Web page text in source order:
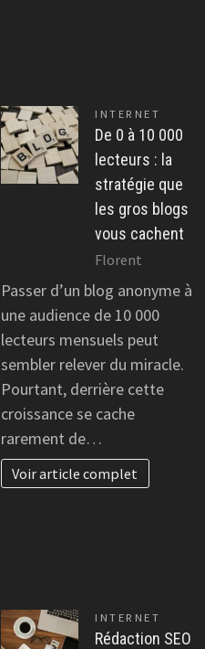
INTERNET
De 0 à 10 000
lecteurs : la
stratégie que
les gros blogs
vous cachent
Florent
Passer d’un blog anonyme à
une audience de 10 000
lecteurs mensuels peut
sembler relever du miracle.
Pourtant, derrière cette
croissance se cache
rarement de…
Voir article complet
INTERNET
Rédaction SEO